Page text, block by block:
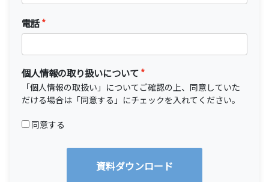
電話
個人情報の取り扱いについて
「個人情報の取扱い 」についてご確認の上、同意していた
だける場合は「同意する」にチェックを入れてください。
同意する
資料ダウンロード